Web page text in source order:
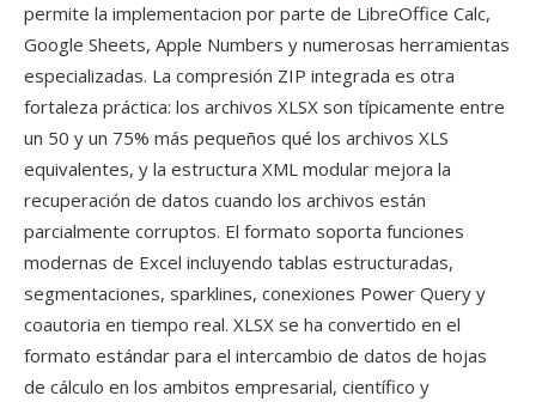
permite la implementacion por parte de LibreOffice Calc,
Google Sheets, Apple Numbers y numerosas herramientas
especializadas. La compresión ZIP integrada es otra
fortaleza práctica: los archivos XLSX son típicamente entre
un 50 y un 75% más pequeños qué los archivos XLS
equivalentes, y la estructura XML modular mejora la
recuperación de datos cuando los archivos están
parcialmente corruptos. El formato soporta funciones
modernas de Excel incluyendo tablas estructuradas,
segmentaciones, sparklines, conexiones Power Query y
coautoria en tiempo real. XLSX se ha convertido en el
formato estándar para el intercambio de datos de hojas
de cálculo en los ambitos empresarial, científico y